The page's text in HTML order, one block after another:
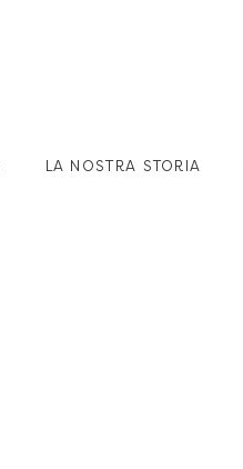
LA NOSTRA STORIA